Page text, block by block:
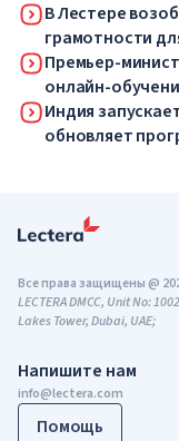
В Лестере
грамотности
Премьер-
онлайн-
Индия
обновляет
Напишите нам
info@lectera.com
Помощь
Все права защищены @
LECTERA DMCC, Unit No:
Lakes Tower, Dubai, UAE;